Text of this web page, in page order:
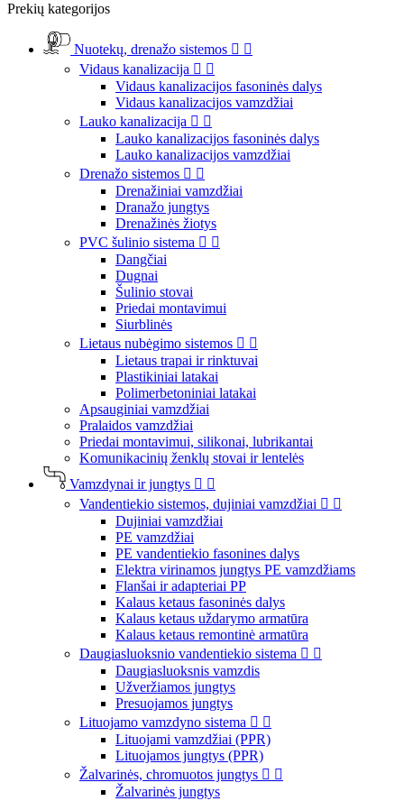
Prekių kategorijos
Nuotekų, drenažo sistemos  
Vidaus kanalizacija  
Vidaus kanalizacijos fasoninės dalys
Vidaus kanalizacijos vamzdžiai
Lauko kanalizacija  
Lauko kanalizacijos fasoninės dalys
Lauko kanalizacijos vamzdžiai
Drenažo sistemos  
Drenažiniai vamzdžiai
Dranažo jungtys
Drenažinės žiotys
PVC šulinio sistema  
Dangčiai
Dugnai
Šulinio stovai
Priedai montavimui
Siurblinės
Lietaus nubėgimo sistemos  
Lietaus trapai ir rinktuvai
Plastikiniai latakai
Polimerbetoniniai latakai
Apsauginiai vamzdžiai
Pralaidos vamzdžiai
Priedai montavimui, silikonai, lubrikantai
Komunikacinių ženklų stovai ir lentelės
Vamzdynai ir jungtys  
Vandentiekio sistemos, dujiniai vamzdžiai  
Dujiniai vamzdžiai
PE vamzdžiai
PE vandentiekio fasonines dalys
Elektra virinamos jungtys PE vamzdžiams
Flanšai ir adapteriai PP
Kalaus ketaus fasoninės dalys
Kalaus ketaus uždarymo armatūra
Kalaus ketaus remontinė armatūra
Daugiasluoksnio vandentiekio sistema  
Daugiasluoksnis vamzdis
Užveržiamos jungtys
Presuojamos jungtys
Lituojamo vamzdyno sistema  
Lituojami vamzdžiai (PPR)
Lituojamos jungtys (PPR)
Žalvarinės, chromuotos jungtys  
Žalvarinės jungtys